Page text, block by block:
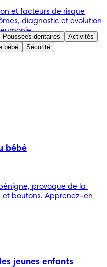
et facteurs de risque
diagnostic et evolution
Poussées dentaires
Activités
bébé Sécurité
bébé
provoque de la
et boutons. Apprenez-en
jeunes enfants